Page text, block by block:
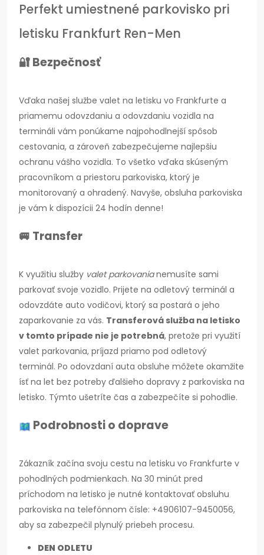
Perfekt umiestnené parkovisko pri
letisku Frankfurt Ren-Men
🔐 Bezpečnosť
Vďaka našej službe valet na letisku vo Frankfurte a
priamemu odovzdaniu a odovzdaniu vozidla na
termináli vám ponúkame najpohodlnejší spôsob
cestovania, a zároveň zabezpečujeme najlepšiu
ochranu vášho vozidla. To všetko vďaka skúseným
pracovníkom a priestoru parkoviska, ktorý je
monitorovaný a ohradený. Navyše, obsluha parkoviska
je vám k dispozícii 24 hodín denne!
🚐 Transfer
K využitiu služby valet parkovanianemusíte sami
parkovať svoje vozidlo. Prijete na odletový terminál a
odovzdáte auto vodičovi, ktorý sa postará o jeho
zaparkovanie za vás. Transferová služba na letisko
v tomto prípade nie je potrebná, pretože pri využití
valet parkovania, príjazd priamo pod odletový
terminál. Po odovzdaní auta obsluhe môžete okamžite
ísť na let bez potreby ďalšieho dopravy z parkoviska na
letisko. Týmto ušetríte čas a zabezpečíte si pohodlie.
Podrobnosti o doprave
Zákazník začína svoju cestu na letisku vo Frankfurte v
pohodlných podmienkach. Na 30 minút pred
príchodom na letisko je nutné kontaktovať obsluhu
parkoviska na telefónnom čísle: +4906107-9450056,
aby sa zabezpečil plynulý priebeh procesu.
DEN ODLETU